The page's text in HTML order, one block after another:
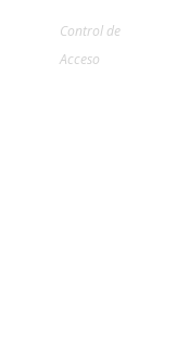
Control de
Acceso